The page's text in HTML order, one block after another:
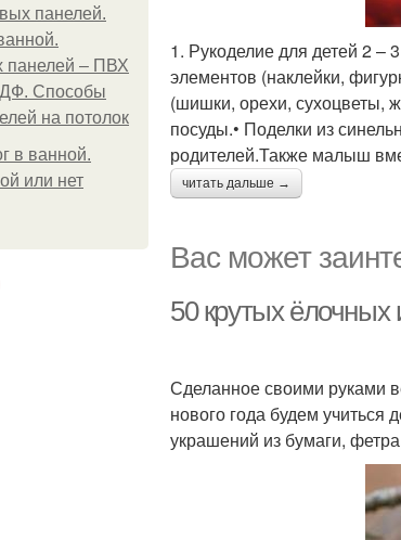
панелей.
панелей – ПВХ
Способы
на потолок
в ванной.
или нет
1. Рукоделие для детей 2 –
элементов (наклейки,
(шишки, орехи, сухоцветы,
посуды.• Поделки из
родителей.Также малыш
читать дальше →
Вас может
50 крутых
Сделанное своими руками
нового года будем
украшений из бумаги,